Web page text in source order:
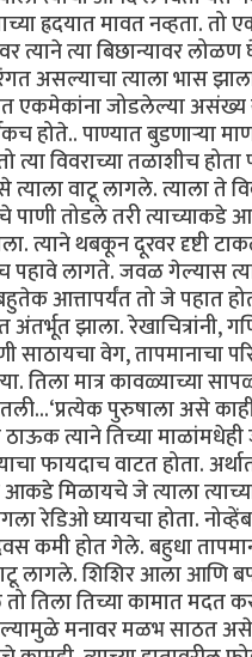
ह्रदयात मावत नव्हता. तो
त्या बिछान्यावर
असल्याचा त्याला भास
एकमेकांना जोडलेल्या
होते.. पाण्यात बुडणार्‍या
विवराच्या तळाशीच
वाटू लागले. त्याला ते
पाणी तोडले तरी
त्याने थबकून दूरवर दृष्टी
पहावे लागते. जवळ गेल्यास
आत्तापर्यंत तो जे पहात
अंतर्भूत झाला.
साठायचा वेग, तापमानाचा
तिला मात्र कावळ्याच्या
पुरुषाला असे
ठाऊक त्याने तिच्या
फायदाच वाटत होता.
मिळायचे जे त्याला
रेडिओ घ्यायचा होता.
कमी होत गेले. बहुधा
लागले. शिशिर आला आणि
तिला तिच्या कामात मदत
मनावर मळभ साठत असे